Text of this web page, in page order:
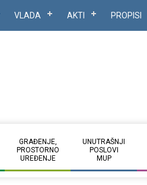
VLADA AKTI PROPISI
GRAĐENJE,
PROSTORNO
UREĐENJE
UNUTRAŠNJI
POSLOVI
MUP